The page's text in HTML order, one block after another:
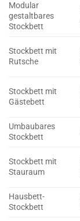
Modular
gestaltbares
Stockbett
Stockbett mit
Rutsche
Stockbett mit
Gästebett
Umbaubares
Stockbett
Stockbett mit
Stauraum
Hausbett-
Stockbett